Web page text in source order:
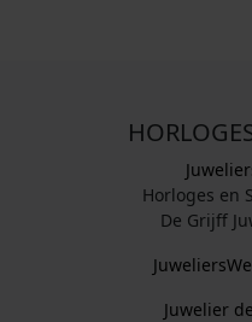
Horloges en
De Grijff
Juwelier